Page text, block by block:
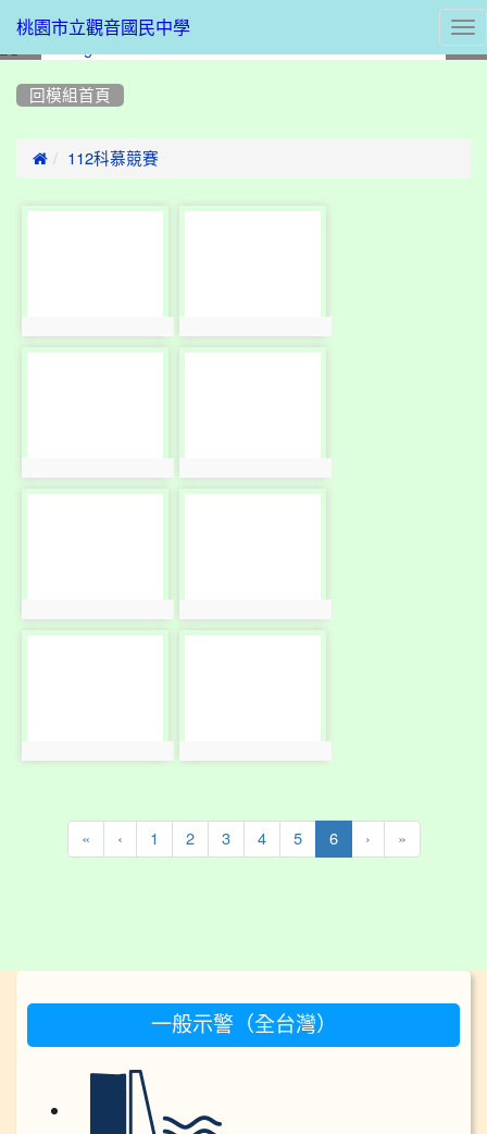
桃園市立觀音國民中學
回模組首頁
 112科慕競賽
« ‹ 1 2 3 4 5 6(current)
› »
一般示警（全台灣）